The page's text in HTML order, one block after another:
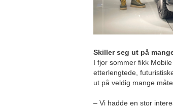
Skiller seg ut på
I fjor sommer fikk
etterlengtede,
ut på veldig mange
– Vi hadde en stor